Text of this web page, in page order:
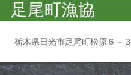
足尾町漁協
栃木県日光市足尾町松原６－３